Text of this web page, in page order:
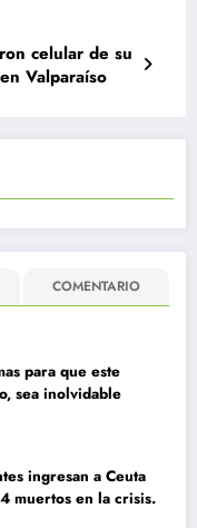
celular de su
Valparaíso
COMENTARIO
para que este
sea inolvidable
ingresan a Ceuta
muertos en la crisis.